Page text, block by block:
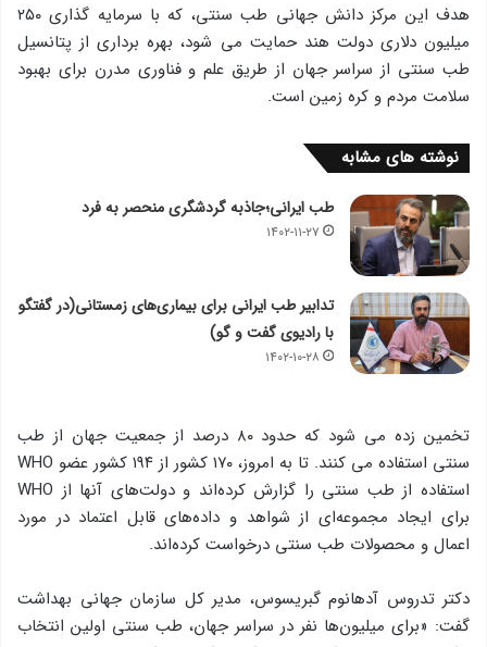
هدف این مرکز دانش جهانی طب سنتی، که با سرمایه گذاری ۲۵۰
میلیون دلاری دولت هند حمایت می شود، بهره برداری از پتانسیل
طب سنتی از سراسر جهان از طریق علم و فناوری مدرن برای بهبود
سلامت مردم و کره زمین است.
نوشته های مشابه
طب ایرانی؛جاذبه گردشگری منحصر به فرد
۱۴۰۲-۱۱-۲۷
تدابیر طب ایرانی برای بیماری‌های زمستانی(در گفتگو
با رادیوی گفت و گو)
۱۴۰۲-۱۰-۲۸
تخمین زده می شود که حدود ۸۰ درصد از جمعیت جهان از طب
سنتی استفاده می کنند. تا به امروز، ۱۷۰ کشور از ۱۹۴ کشور عضو WHO
استفاده از طب سنتی را گزارش کرده‌اند و دولت‌های آنها از WHO
برای ایجاد مجموعه‌ای از شواهد و داده‌های قابل اعتماد در مورد
اعمال و محصولات طب سنتی درخواست کرده‌اند.
دکتر تدروس آدهانوم گبریسوس، مدیر کل سازمان جهانی بهداشت
گفت: «برای میلیون‌ها نفر در سراسر جهان، طب سنتی اولین انتخاب